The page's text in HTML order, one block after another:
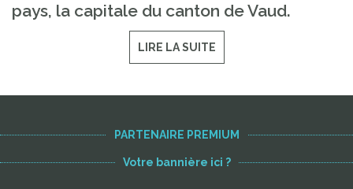
pays, la capitale du canton de Vaud.
LIRE LA SUITE
PARTENAIRE PREMIUM
Votre bannière ici ?